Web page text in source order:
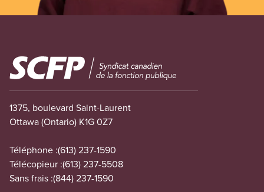
Image
1375, boulevard Saint-Laurent
Ottawa (Ontario) K1G 0Z7
Téléphone :(613) 237-1590
Télécopieur :(613) 237-5508
Sans frais :(844) 237-1590